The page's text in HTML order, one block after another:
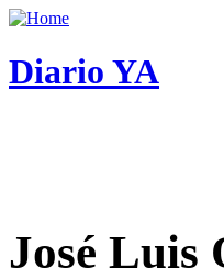
Diario YA
José Luis